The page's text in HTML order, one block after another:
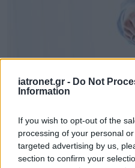
iatronet.gr - Do Not
Information
If you wish to opt-out of the
processing of your personal
targeted advertising by us,
section to confirm your
Πέμπτη, 05 Μαΐου 2022, 15:13
Μυωπία: Αντικειμενική